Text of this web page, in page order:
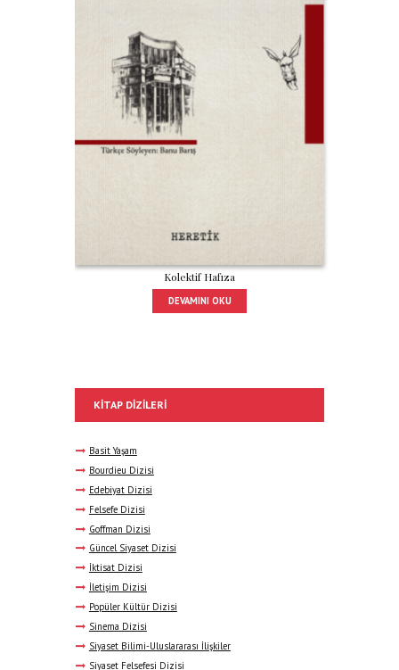
Kolektif Hafıza
DEVAMINI OKU
KITAP DIZILERI
Basit Yaşam
Bourdieu Dizisi
Edebiyat Dizisi
Felsefe Dizisi
Goffman Dizisi
Güncel Siyaset Dizisi
İktisat Dizisi
İletişim Dizisi
Popüler Kültür Dizisi
Sinema Dizisi
Siyaset Bilimi-Uluslararası İlişkiler
Siyaset Felsefesi Dizisi